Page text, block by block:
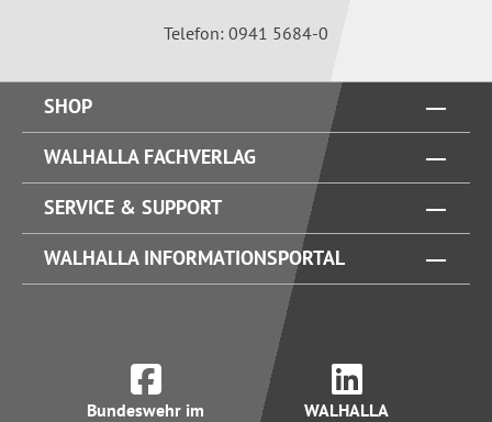
Telefon: 0941 5684-0
SHOP
WALHALLA FACHVERLAG
SERVICE & SUPPORT
WALHALLA INFORMATIONSPORTAL
Bundeswehr im WALHALLA